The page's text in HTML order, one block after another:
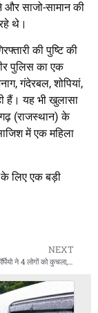
साजो-सामान की
थे।
की पुष्टि की
पुलिस का एक
गंदेरबल, शोपियां,
हैं। यह भी खुलासा
(राजस्थान) के
में एक महिला
के लिए एक बड़ी
NEXT
रीवा में तेज रफ्तार स्कॉर्पियो ने 4 लोगों को कुचला, मौके पर मौत